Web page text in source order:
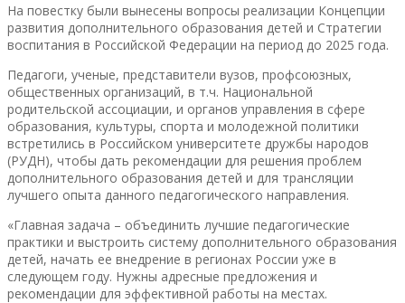
На повестку были вынесены вопросы реализации Концепции
развития дополнительного образования детей и Стратегии
воспитания в Российской Федерации на период до 2025 года.
Педагоги, ученые, представители вузов, профсоюзных,
общественных организаций, в т.ч. Национальной
родительской ассоциации, и органов управления в сфере
образования, культуры, спорта и молодежной политики
встретились в Российском университете дружбы народов
(РУДН), чтобы дать рекомендации для решения проблем
дополнительного образования детей и для трансляции
лучшего опыта данного педагогического направления.
«Главная задача – объединить лучшие педагогические
практики и выстроить систему дополнительного образования
детей, начать ее внедрение в регионах России уже в
следующем году. Нужны адресные предложения и
рекомендации для эффективной работы на местах.